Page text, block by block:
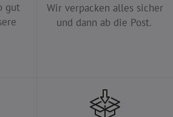
gut
Wir verpacken alles sicher
und dann ab die Post.